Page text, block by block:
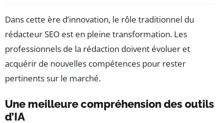
Dans cette ère d’innovation, le rôle traditionnel du
rédacteur SEO est en pleine transformation. Les
professionnels de la rédaction doivent évoluer et
acquérir de nouvelles compétences pour rester
pertinents sur le marché.
Une meilleure compréhension des outils
d’IA